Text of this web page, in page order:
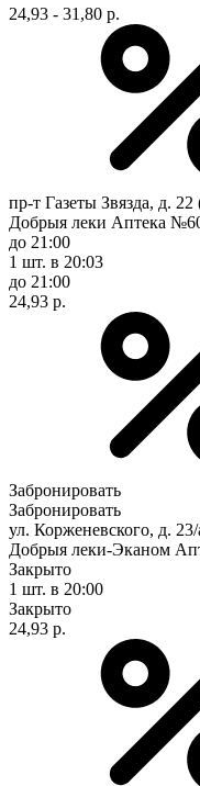
24,93 - 31,80 р.
пр-т Газеты Звязда, д.
Добрыя леки Аптека
до 21:00
1 шт. в 20:03
до 21:00
24,93 р.
Забронировать
Забронировать
ул. Корженевского, д. 23/
Добрыя леки-Эканом
Закрыто
1 шт. в 20:00
Закрыто
24,93 р.